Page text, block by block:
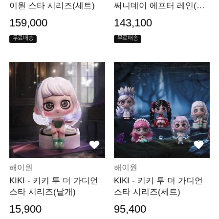
이원 스타 시리즈(세트)
159,000
무료배송
써니데이 에프터 레인(세
143,100
무료배송
해이원
KIKI - 키키 투 더 가디언
스타 시리즈(낱개)
15,900
해이원
KIKI - 키키 투 더 가디언
스타 시리즈(세트)
95,400